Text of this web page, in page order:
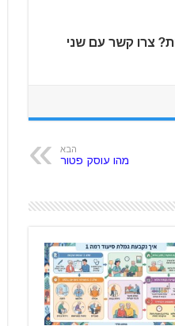
צרו קשר עם שני
הבא
מהו עוסק פטור